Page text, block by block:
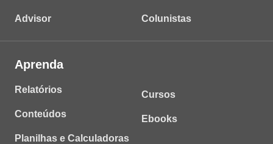
Advisor Colunistas
Aprenda
Relatórios
Conteúdos
Planilhas e Calculadoras
Cursos
Ebooks